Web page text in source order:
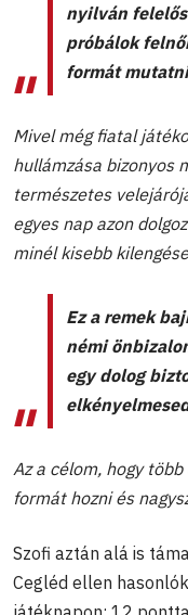
nyilván
próbálok
formát
Mivel még fiatal
hullámzása bizonyos
természetes
egyes nap azon
minél kisebb
Ez a remek
némi
egy dolog
Az a célom, hogy
formát hozni és
Szofi aztán alá is
Cegléd ellen